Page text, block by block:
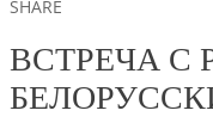
SHARE
ВСТРЕЧА С